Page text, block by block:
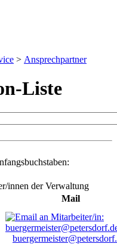
> Ansprechpartner
Liste
innen der Verwaltung
Mail